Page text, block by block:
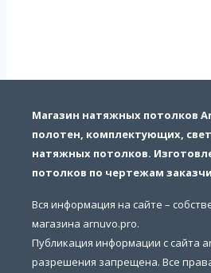
Магазин натяжных потолков
полотен, комплектующих,
натяжных потолков.
потолков по чертежам
Вся информация на сайте –
магазина arnuvo.pro.
Публикация информации с сайта
разрешения запрещена. Все